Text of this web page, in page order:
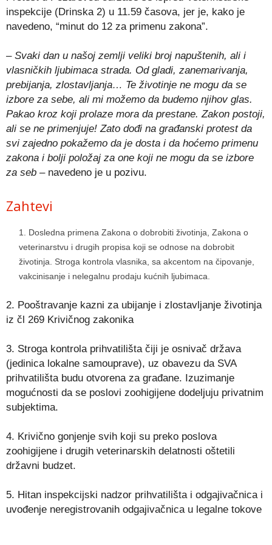
inspekcije (Drinska 2) u 11.59 časova, jer je, kako je
navedeno, “minut do 12 za primenu zakona”.
– Svaki dan u našoj zemlji veliki broj napuštenih, ali i
vlasničkih ljubimaca strada. Od gladi, zanemarivanja,
prebijanja, zlostavljanja… Te životinje ne mogu da se
izbore za sebe, ali mi možemo da budemo njihov glas.
Pakao kroz koji prolaze mora da prestane. Zakon postoji,
ali se ne primenjuje! Zato dođi na građanski protest da
svi zajedno pokažemo da je dosta i da hoćemo primenu
zakona i bolji položaj za one koji ne mogu da se izbore
za seb – navedeno je u pozivu.
Zahtevi
Dosledna primena Zakona o dobrobiti životinja, Zakona o
veterinarstvu i drugih propisa koji se odnose na dobrobit
životinja. Stroga kontrola vlasnika, sa akcentom na čipovanje,
vakcinisanje i nelegalnu prodaju kućnih ljubimaca.
2. Pooštravanje kazni za ubijanje i zlostavljanje životinja
iz čl 269 Krivičnog zakonika
3. Stroga kontrola prihvatilišta čiji je osnivač država
(jedinica lokalne samouprave), uz obavezu da SVA
prihvatilišta budu otvorena za građane. Izuzimanje
mogućnosti da se poslovi zoohigijene dodeljuju privatnim
subjektima.
4. Krivično gonjenje svih koji su preko poslova
zoohigijene i drugih veterinarskih delatnosti oštetili
državni budzet.
5. Hitan inspekcijski nadzor prihvatilišta i odgajivačnica i
uvođenje neregistrovanih odgajivačnica u legalne tokove